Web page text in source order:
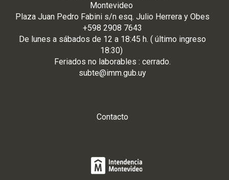
Montevideo
Plaza Juan Pedro Fabini s/n esq. Julio Herrera y Obes
+598 2908 7643
De lunes a sábados de 12 a 18:45 h. ( último ingreso
18:30)
Feriados no laborables : cerrado.
subte@imm.gub.uy
Contacto